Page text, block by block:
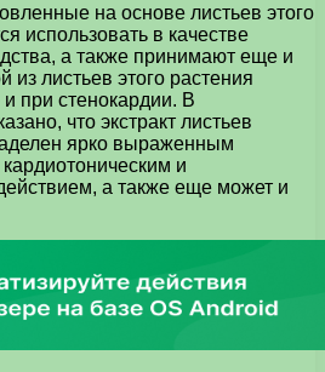
на основе листьев этого
использовать в качестве
а также принимают еще и
из листьев этого растения
при стенокардии. В
что экстракт листьев
ярко выраженным
и
а также еще может и